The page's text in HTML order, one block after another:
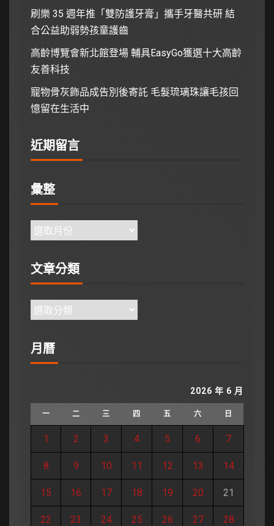
刷樂 35 週年推「雙防護牙膏」攜手牙醫共研 結
合公益助弱勢孩童護齒
高齡博覽會新北館登場 輔具EasyGo獲選十大高齡
友善科技
寵物骨灰飾品成告別後寄託 毛髮琉璃珠讓毛孩回
憶留在生活中
近期留言
彙整
文章分類
月曆
2026 年 6 月
一 二 三 四 五 六 日
1 2 3 4 5 6 7
8 9 10 11 12 13 14
15 16 17 18 19 20 21
22 23 24 25 26 27 28